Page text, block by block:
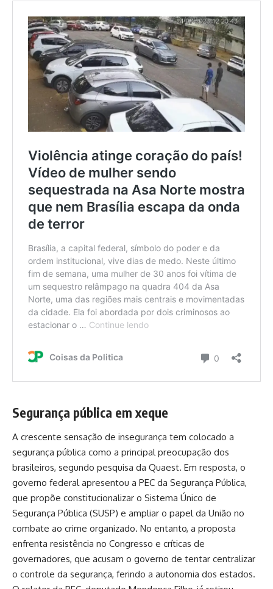
Segurança pública em xeque
A crescente sensação de insegurança tem colocado a
segurança pública como a principal preocupação dos
brasileiros, segundo pesquisa da Quaest. Em resposta, o
governo federal apresentou a PEC da Segurança Pública,
que propõe constitucionalizar o Sistema Único de
Segurança Pública (SUSP) e ampliar o papel da União no
combate ao crime organizado. No entanto, a proposta
enfrenta resistência no Congresso e críticas de
governadores, que acusam o governo de tentar centralizar
o controle da segurança, ferindo a autonomia dos estados.